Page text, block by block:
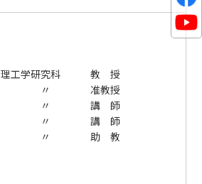
理工学研究科 教 授
〃 准教授
〃 講 師
〃 講 師
〃 助 教